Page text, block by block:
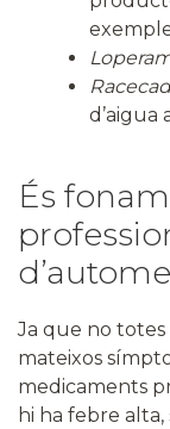
d’aigua
És
Ja que no totes
mateixos
medicaments
hi ha febre alta,